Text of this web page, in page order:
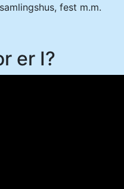
fest m.m.
er I?